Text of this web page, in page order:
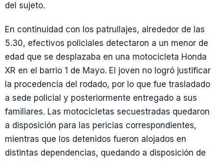
del sujeto.
En continuidad con los patrullajes, alrededor de las
5.30, efectivos policiales detectaron a un menor de
edad que se desplazaba en una motocicleta Honda
XR en el barrio 1 de Mayo. El joven no logró justificar
la procedencia del rodado, por lo que fue trasladado
a sede policial y posteriormente entregado a sus
familiares. Las motocicletas secuestradas quedaron
a disposición para las pericias correspondientes,
mientras que los detenidos fueron alojados en
distintas dependencias, quedando a disposición de